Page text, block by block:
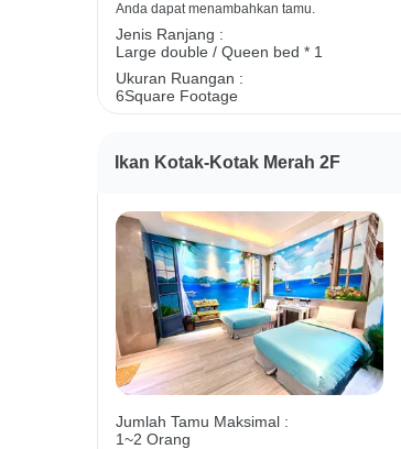
Anda dapat menambahkan tamu.
Jenis Ranjang :
Large double / Queen bed * 1
Ukuran Ruangan :
6Square Footage
Ikan Kotak-Kotak Merah 2F
Jumlah Tamu Maksimal :
1~2 Orang